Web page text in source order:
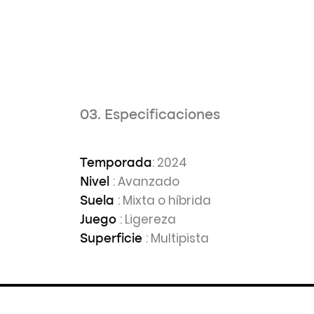
03. Especificaciones
Temporada: 2024
Nivel : Avanzado
Suela : Mixta o híbrida
Juego : Ligereza
Superficie : Multipista